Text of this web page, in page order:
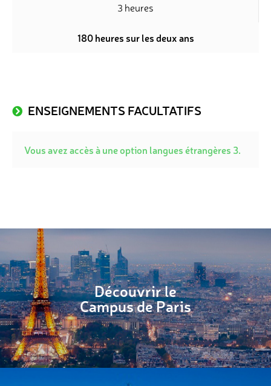
3 heures
180 heures sur les deux ans
ENSEIGNEMENTS FACULTATIFS
Vous avez accès à une option langues étrangères 3.
Découvrir le
Campus de Paris